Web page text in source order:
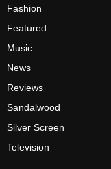
Fashion
Featured
Music
News
Reviews
Sandalwood
Silver Screen
Television